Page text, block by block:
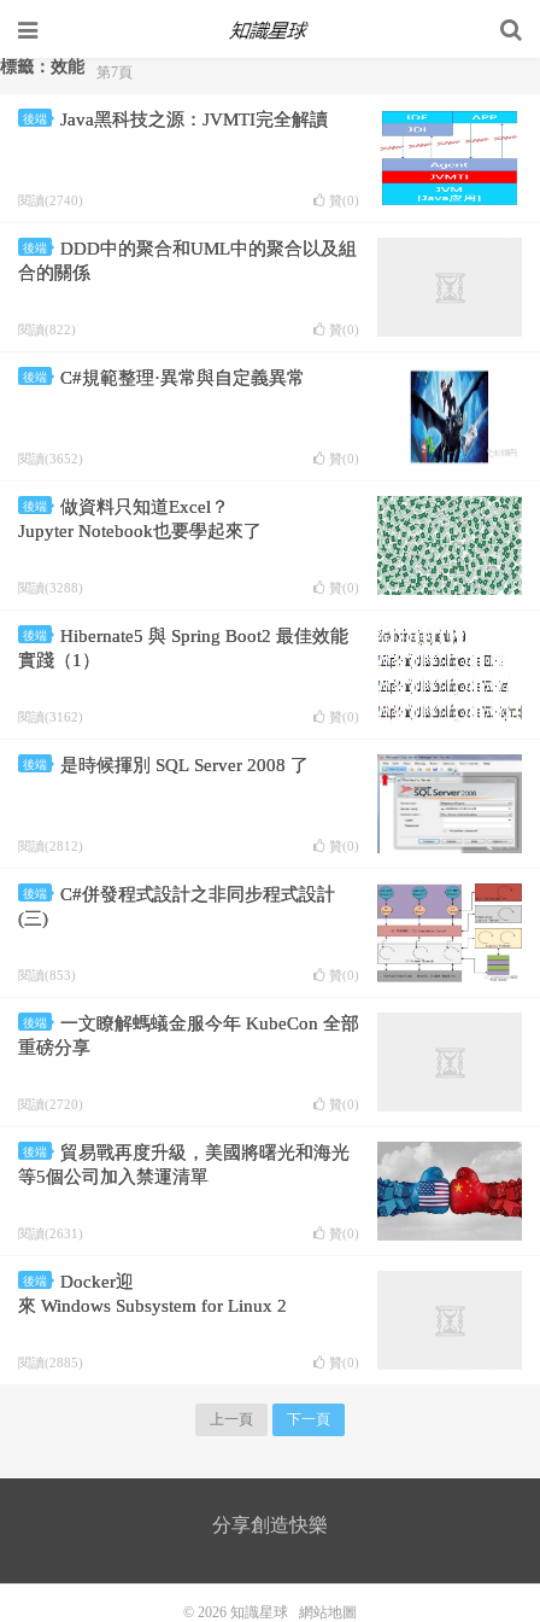
標籤：效能 第7頁
後端 Java黑科技之源：JVMTI完全解讀
閱讀(2740) 贊(0)
後端
DDD中的聚合和UML中的聚合以及組
合的關係
閱讀(822) 贊(0)
後端 C#規範整理·異常與自定義異常
閱讀(3652) 贊(0)
後端
做資料只知道Excel？
Jupyter Notebook也要學起來了
閱讀(3288) 贊(0)
後端
Hibernate5 與 Spring Boot2 最佳效能
實踐（1）
閱讀(3162) 贊(0)
後端 是時候揮別 SQL Server 2008 了
閱讀(2812) 贊(0)
後端
C#併發程式設計之非同步程式設計
(三)
閱讀(853) 贊(0)
後端
一文瞭解螞蟻金服今年 KubeCon 全部
重磅分享
閱讀(2720) 贊(0)
後端
貿易戰再度升級，美國將曙光和海光
等5個公司加入禁運清單
閱讀(2631) 贊(0)
後端
Docker迎
來 Windows Subsystem for Linux 2
閱讀(2885) 贊(0)
上一頁 下一頁
分享創造快樂
© 2026 知識星球 網站地圖